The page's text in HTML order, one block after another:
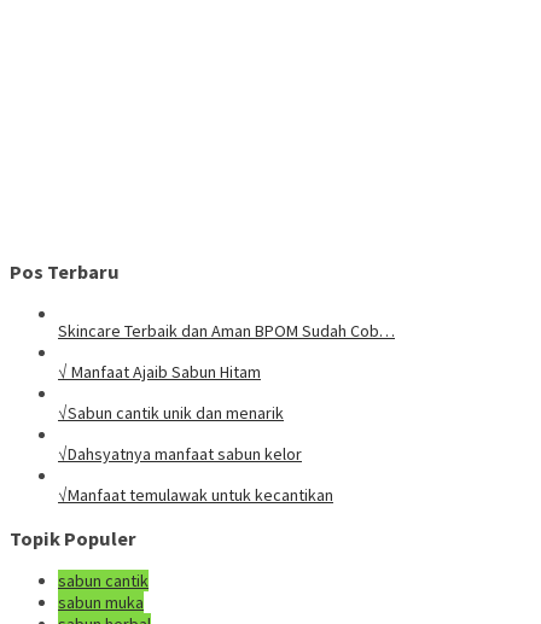
Pos Terbaru
Skincare Terbaik dan Aman BPOM Sudah Cob…
√ Manfaat Ajaib Sabun Hitam
√Sabun cantik unik dan menarik
√Dahsyatnya manfaat sabun kelor
√Manfaat temulawak untuk kecantikan
Topik Populer
sabun cantik
sabun muka